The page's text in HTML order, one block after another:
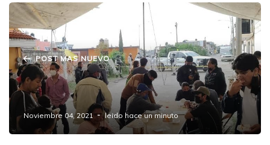
POST MAS NUEVO
Arquidiócesis de Puebla se suma a la ayuda
para los damnificados de Xochimehuacán.
Noviembre 04, 2021 leido hace un minuto